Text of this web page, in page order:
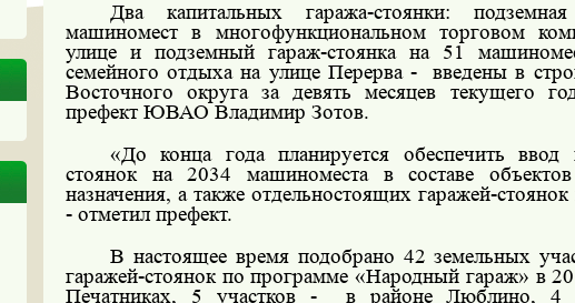
Два капитальных гаража-стоянки:
машиномест в многофункциональном торговом
улице и подземный гараж-стоянка на 51
семейного отдыха на улице Перерва -
введены в
Восточного округа за девять месяцев текущего
префект ЮВАО Владимир Зотов.
«До конца года планируется обеспечить ввод
стоянок на 2034 машиноместа в составе
назначения, а также отдельностоящих гаражей-
- отметил префект.
В настоящее время подобрано 42 земельных
гаражей-стоянок по программе «Народный гараж» в
Печатниках, 5 участков -
в районе Люблино, 4